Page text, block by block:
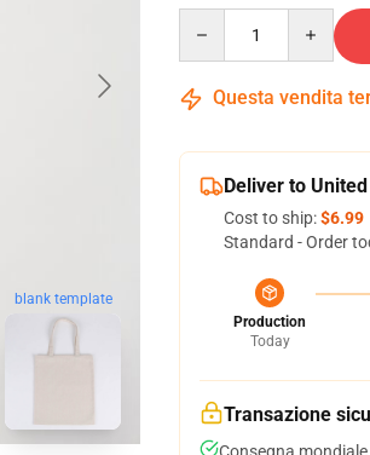
blank template
Questa vendita
Deliver to
Cost to ship:$6.99
Standard - Order
Production
Today
Transazione